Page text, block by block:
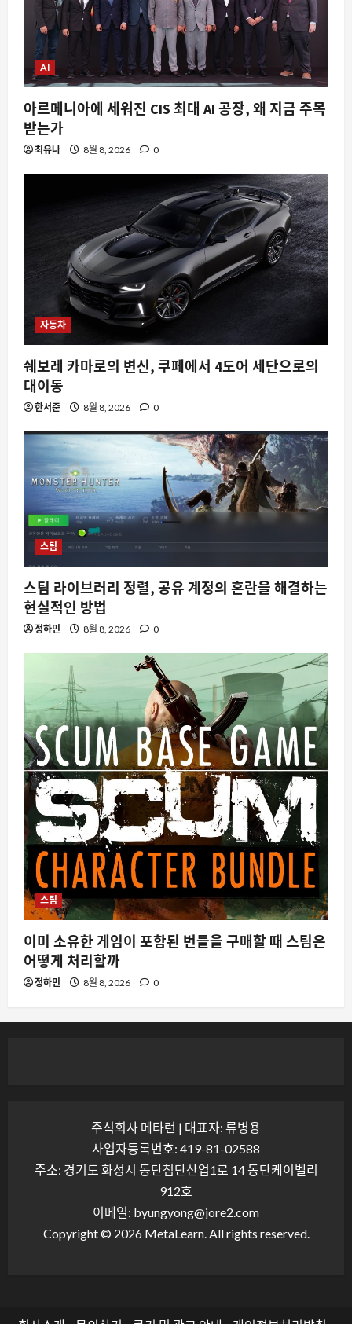
AI
아르메니아에 세워진 CIS 최대 AI 공장, 왜 지금 주목
받는가
최유나 8월 8, 2026 0
자동차
쉐보레 카마로의 변신, 쿠페에서 4도어 세단으로의
대이동
한서준 8월 8, 2026 0
스팀
스팀 라이브러리 정렬, 공유 계정의 혼란을 해결하는
현실적인 방법
정하민 8월 8, 2026 0
스팀
이미 소유한 게임이 포함된 번들을 구매할 때 스팀은
어떻게 처리할까
정하민 8월 8, 2026 0
주식회사 메타런 | 대표자: 류병용
사업자등록번호: 419-81-02588
주소: 경기도 화성시 동탄첨단산업1로 14 동탄케이벨리
912호
이메일: byungyong@jore2.com
Copyright © 2026 MetaLearn. All rights reserved.